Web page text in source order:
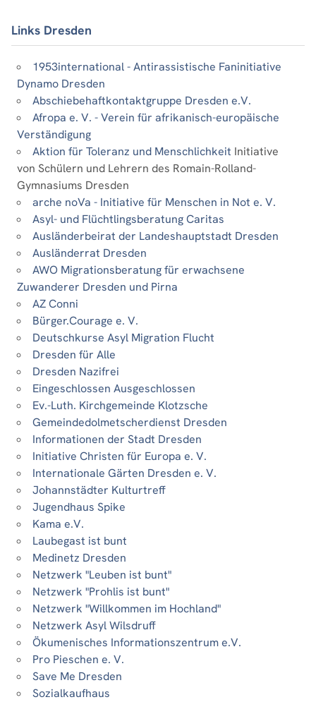
Links Dresden
1953international - Antirassistische Faninitiative
Dynamo Dresden
Abschiebehaftkontaktgruppe Dresden e.V.
Afropa e. V. - Verein für afrikanisch-europäische
Verständigung
Aktion für Toleranz und Menschlichkeit Initiative
von Schülern und Lehrern des Romain-Rolland-
Gymnasiums Dresden
arche noVa - Initiative für Menschen in Not e. V.
Asyl- und Flüchtlingsberatung Caritas
Ausländerbeirat der Landeshauptstadt Dresden
Ausländerrat Dresden
AWO Migrationsberatung für erwachsene
Zuwanderer Dresden und Pirna
AZ Conni
Bürger.Courage e. V.
Deutschkurse Asyl Migration Flucht
Dresden für Alle
Dresden Nazifrei
Eingeschlossen Ausgeschlossen
Ev.-Luth. Kirchgemeinde Klotzsche
Gemeindedolmetscherdienst Dresden
Informationen der Stadt Dresden
Initiative Christen für Europa e. V.
Internationale Gärten Dresden e. V.
Johannstädter Kulturtreff
Jugendhaus Spike
Kama e.V.
Laubegast ist bunt
Medinetz Dresden
Netzwerk "Leuben ist bunt"
Netzwerk "Prohlis ist bunt"
Netzwerk "Willkommen im Hochland"
Netzwerk Asyl Wilsdruff
Ökumenisches Informationszentrum e.V.
Pro Pieschen e. V.
Save Me Dresden
Sozialkaufhaus